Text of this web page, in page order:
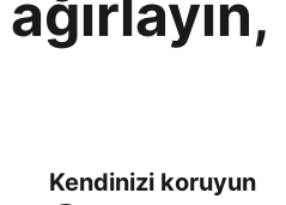
Kendinizi koruyun